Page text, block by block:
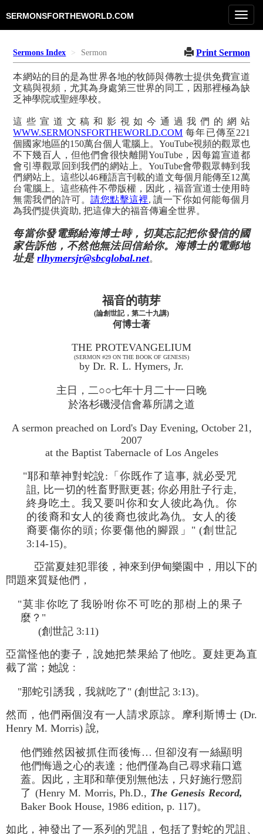
SERMONSFORTHEWORLD.COM
Sermons Index Sermon Print Sermon
本網站的目的是為世界各地的牧師與傳教士提供免費宣道
文稿與視頻，尤其為身處第三世界的同工，因那裡極為缺
乏神學院或聖經學校。
這些宣道文稿和影視如今通過我們的網站
WWW.SERMONSFORTHEWORLD.COM 每年已傳至221
個國家地區的150萬台個人電腦上。YouTube視頻的觀眾也
不下幾百人，但他們會很快離開YouTube，因每篇宣道都
會引導觀眾回到我們的網站上。YouTube會帶觀眾轉到我
們網站上。這些以46種語言刊載的道文每個月能傳至12萬
台電腦上。這些稿件不帶版權，因此，福音宣道士使用時
無需我們的許可。請您點擊這裡, 讀一下你如何能每個月
為我們提供資助, 把這偉大的福音傳遍全世界。
每當你發電郵給海博士時，切莫忘記把你發信的國
家告訴他，不然他無法回信給你。海博士的電郵地
址是rlhymersjr@sbcglobal.net。
福音的萌芽
(論創世記，第二十九講)
何博士著
THE PROTEVANGELIUM
(SERMON #29 ON THE BOOK OF GENESIS)
by Dr. R. L. Hymers, Jr.
主日，二○○七年十月二十一日晚
於洛杉磯浸信會幕所講之道
A sermon preached on Lord's Day Evening, October 21,
2007
at the Baptist Tabernacle of Los Angeles
"耶和華神對蛇說:「你既作了這事, 就必受咒
詛, 比一切的牲畜野獸更甚; 你必用肚子行走,
終身吃土。我又要叫你和女人彼此為仇。你
的後裔和女人的後裔也彼此為仇。女人的後
裔要傷你的頭; 你要傷他的腳跟」" (創世記
3:14-15)。
亞當夏娃犯罪後，神來到伊甸樂園中，用以下的
問題來質疑他們，
"莫非你吃了我吩咐你不可吃的那樹上的果子
麼？"
(創世記 3:11)
亞當怪他的妻子，說她把禁果給了他吃。夏娃更為直
截了當；她說﹕
"那蛇引誘我，我就吃了" (創世記 3:13)。
然而，他們兩個沒有一人請求原諒。摩利斯博士 (Dr.
Henry M. Morris) 說,
他們雖然因被抓住而後悔… 但卻沒有一絲顯明
他們悔過之心的表達；他們僅為自己尋求藉口遮
蓋。因此，主耶和華便別無他法，只好施行懲罰
了 (Henry M. Morris, Ph.D., The Genesis Record,
Baker Book House, 1986 edition, p. 117)。
如此，神發出了一系列的咒詛，包括了對蛇的咒詛、